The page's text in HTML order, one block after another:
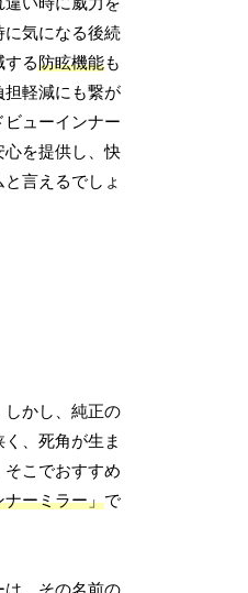
に気になる後続
する防眩機能も
担軽減にも繋が
ビューインナー
心を提供し、快
言えるでしょ
しかし、純正の
、死角が生ま
こでおすすめ
ナーミラー」で